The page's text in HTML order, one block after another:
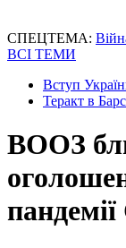
СПЕЦТЕМА:
ВСІ ТЕМИ
Вступ
Теракт в
ВООЗ